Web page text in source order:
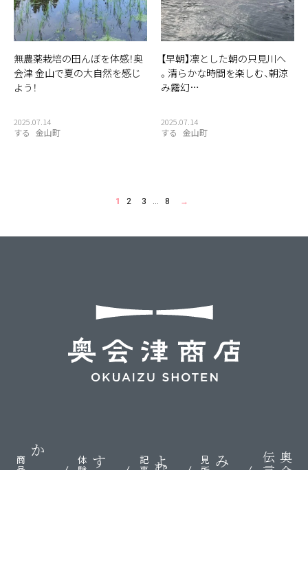
無農薬栽培の田んぼを体感！奥
会津 金山で夏の大自然を感じ
よう！
2025.07.14
する 金山町
【早朝】凛とした朝の只見川へ
。清らかな時間を楽しむ、朝涼
み霧幻…
2025.07.14
する 金山町
1 2 3 8 →
かう
商品 する
体験 よむ
記事 みる
見所 奥会津
伝言板